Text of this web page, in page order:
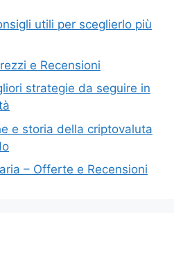
utili per sceglierlo più
e Recensioni
strategie da seguire in
e storia della criptovaluta
– Offerte e Recensioni